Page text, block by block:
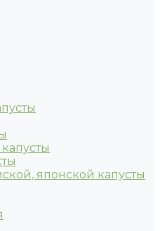
японской капусты